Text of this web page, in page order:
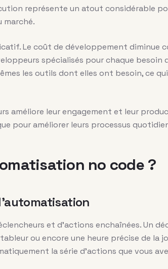
représente un atout considérable
marché.
Le coût de développement diminue
spécialisés pour chaque besoin
les outils dont elles ont besoin, ce
améliore leur engagement et leur
pour améliorer leurs processus
no code ?
et d’actions enchaînées. Un
ou encore une heure précise de la
la série d’actions que vous